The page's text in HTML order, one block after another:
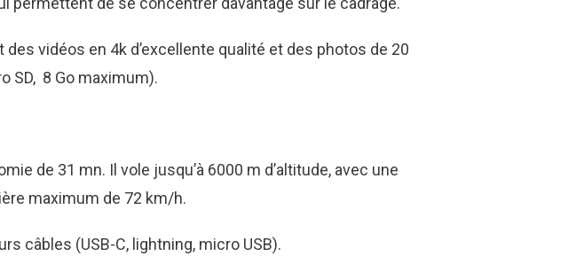
vidéos en 4k d’excellente qualité et des photos de 20
SD, 8 Go maximum).
de 31 mn. Il vole jusqu’à 6000 m d’altitude, avec une
maximum de 72 km/h.
câbles (USB-C, lightning, micro USB).